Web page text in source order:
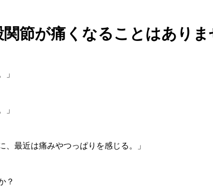
節が痛くなることはあり
」
」
、最近は痛みやつっぱりを感じる。」
？